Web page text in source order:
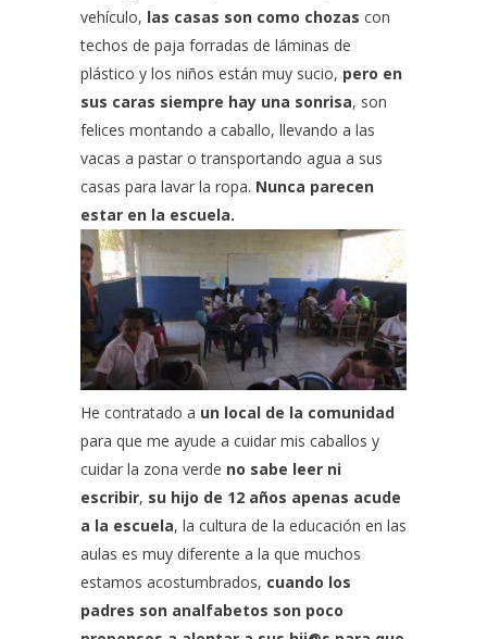
vehículo, las casas son como chozas con
techos de paja forradas de láminas de
plástico y los niños están muy sucio, pero en
sus caras siempre hay una sonrisa, son
felices montando a caballo, llevando a las
vacas a pastar o transportando agua a sus
casas para lavar la ropa. Nunca parecen
estar en la escuela.
He contratado a un local de la comunidad
para que me ayude a cuidar mis caballos y
cuidar la zona verde no sabe leer ni
escribir, su hijo de 12 años apenas acude
a la escuela, la cultura de la educación en las
aulas es muy diferente a la que muchos
estamos acostumbrados, cuando los
padres son analfabetos son poco